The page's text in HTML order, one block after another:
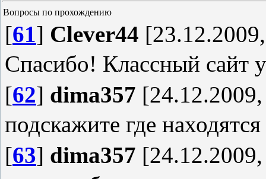
Вопросы по прохождению
[61] Clever44
Спасибо! Классный сайт
[62] dima357
подскажите где
[63] dima357